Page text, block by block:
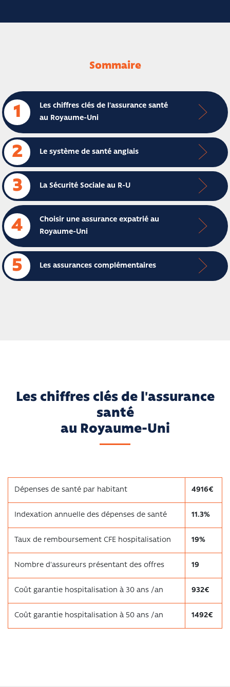
Sommaire
1
Les chiffres clés de l'assurance santé
au Royaume-Uni
2 Le système de santé anglais
3 La Sécurité Sociale au R-U
4
Choisir une assurance expatrié au
Royaume-Uni
5 Les assurances complémentaires
Les chiffres clés de l'assurance
santé
au Royaume-Uni
Dépenses de santé par habitant 4916€
Indexation annuelle des dépenses de santé 11.3%
Taux de remboursement CFE hospitalisation 19%
Nombre d'assureurs présentant des offres 19
Coût garantie hospitalisation à 30 ans /an 932€
Coût garantie hospitalisation à 50 ans /an 1492€